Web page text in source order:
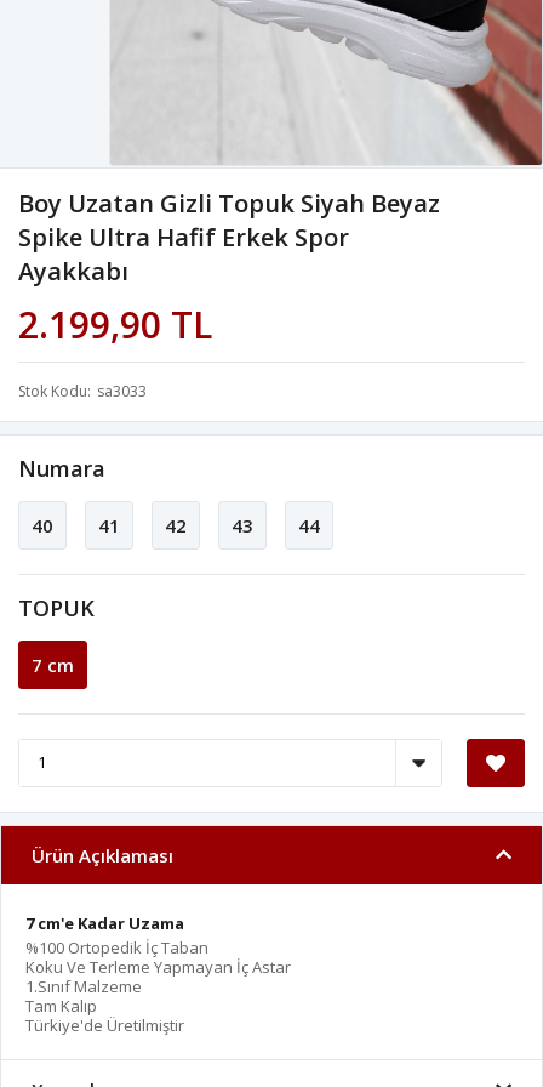
Boy Uzatan Gizli Topuk Siyah Beyaz
Spike Ultra Hafif Erkek Spor
Ayakkabı
2.199,90 TL
Stok Kodu sa3033
Numara
40 41 42 43 44
TOPUK
7 cm
Ürün Açıklaması
7 cm'e Kadar Uzama
%100 Ortopedik İç Taban
Koku Ve Terleme Yapmayan İç Astar
1.Sınıf Malzeme
Tam Kalıp
Türkiye'de Üretilmiştir